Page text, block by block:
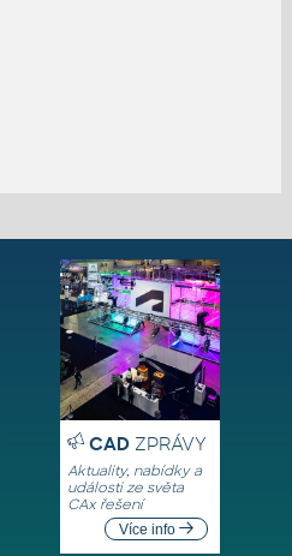
CADZPRÁVY
Aktuality, nabídky a
události ze světa
CAx řešení
Více info